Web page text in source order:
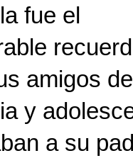
fue el
amigos de
y
a su